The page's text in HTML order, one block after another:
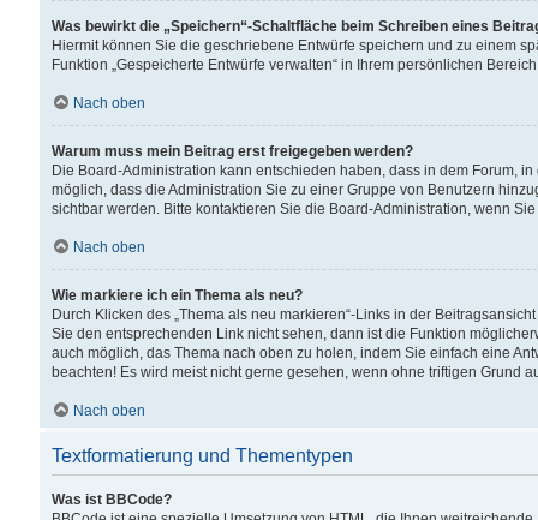
Was bewirkt die „Speichern“-Schaltfläche beim Schreiben eines
Hiermit können Sie die geschriebene Entwürfe speichern und zu einem
Funktion „Gespeicherte Entwürfe verwalten“ in Ihrem persönlichen
Nach oben
Warum muss mein Beitrag erst freigegeben werden?
Die Board-Administration kann entschieden haben, dass in dem Forum,
möglich, dass die Administration Sie zu einer Gruppe von Benutzern
sichtbar werden. Bitte kontaktieren Sie die Board-Administration, wenn
Nach oben
Wie markiere ich ein Thema als neu?
Durch Klicken des „Thema als neu markieren“-Links in der
Sie den entsprechenden Link nicht sehen, dann ist die Funktion
auch möglich, das Thema nach oben zu holen, indem Sie einfach eine
beachten! Es wird meist nicht gerne gesehen, wenn ohne triftigen Grund
Nach oben
Textformatierung und Thementypen
Was ist BBCode?